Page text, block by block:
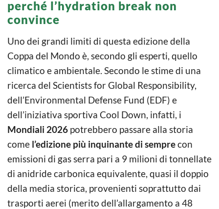
perché l’hydration break non
convince
Uno dei grandi limiti di questa edizione della
Coppa del Mondo è, secondo gli esperti, quello
climatico e ambientale. Secondo le stime di una
ricerca del Scientists for Global Responsibility,
dell’Environmental Defense Fund (EDF) e
dell’iniziativa sportiva Cool Down, infatti, i
Mondiali 2026 potrebbero passare alla storia
come l’edizione più inquinante di semprecon
emissioni di gas serra pari a 9 milioni di tonnellate
di anidride carbonica equivalente, quasi il doppio
della media storica, provenienti soprattutto dai
trasporti aerei (merito dell’allargamento a 48